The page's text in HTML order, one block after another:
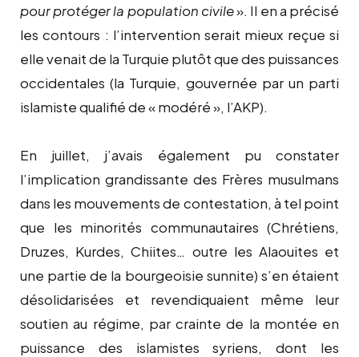
pour protéger la population civile». Il en a précisé
les contours : l’intervention serait mieux reçue si
elle venait de la Turquie plutôt que des puissances
occidentales (la Turquie, gouvernée par un parti
islamiste qualifié de « modéré », l’AKP).
En juillet, j’avais également pu constater
l’implication grandissante des Frères musulmans
dans les mouvements de contestation, à tel point
que les minorités communautaires (Chrétiens,
Druzes, Kurdes, Chiites… outre les Alaouites et
une partie de la bourgeoisie sunnite) s’en étaient
désolidarisées et revendiquaient même leur
soutien au régime, par crainte de la montée en
puissance des islamistes syriens, dont les